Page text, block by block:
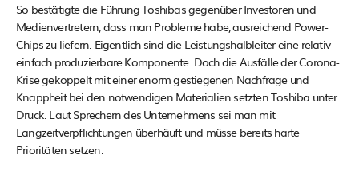
So bestätigte die Führung Toshibas gegenüber Investoren und
Medienvertretern, dass man Probleme habe, ausreichend Power-
Chips zu liefern. Eigentlich sind die Leistungshalbleiter eine relativ
einfach produzierbare Komponente. Doch die Ausfälle der Corona-
Krise gekoppelt mit einer enorm gestiegenen Nachfrage und
Knappheit bei den notwendigen Materialien setzten Toshiba unter
Druck. Laut Sprechern des Unternehmens sei man mit
Langzeitverpflichtungen überhäuft und müsse bereits harte
Prioritäten setzen.